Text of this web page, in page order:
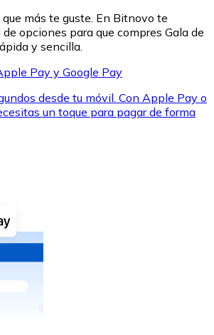
con efectivo en tu tienda más
más te guste. En Bitnovo te
opciones para que compres Gala de
y sencilla.
Pay y Google Pay
desde tu móvil. Con Apple Pay o
un toque para pagar de forma